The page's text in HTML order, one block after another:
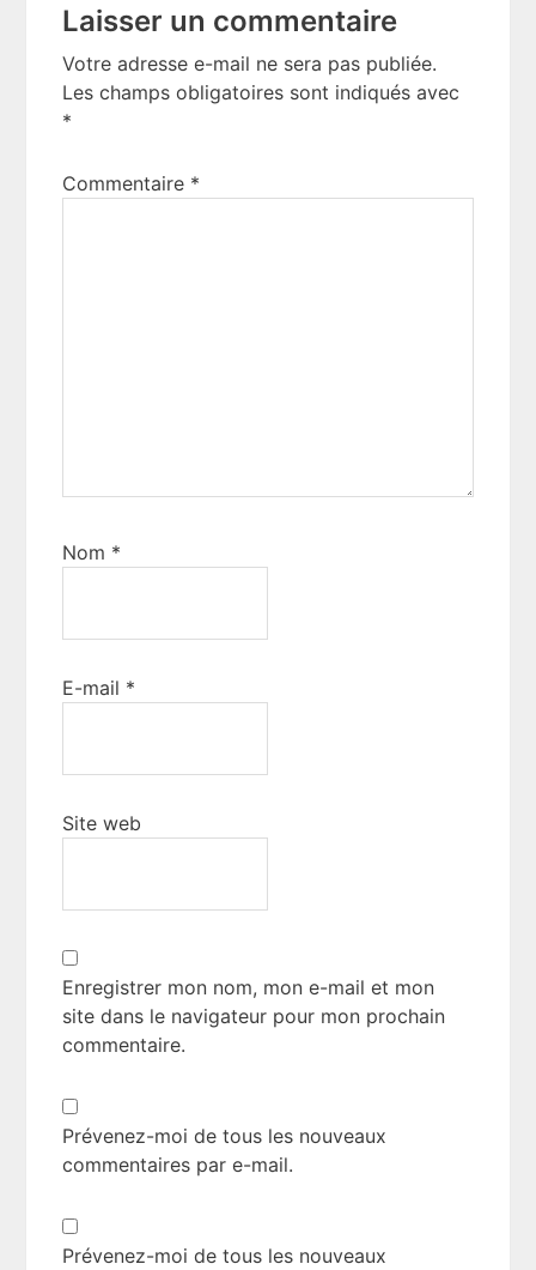
Interactions
Laisser un commentaire
Votre adresse e-mail ne sera pas publiée.
Les champs obligatoires sont indiqués avec
*
Commentaire *
Nom *
E-mail *
Site web
Enregistrer mon nom, mon e-mail et mon
site dans le navigateur pour mon prochain
commentaire.
Prévenez-moi de tous les nouveaux
commentaires par e-mail.
Prévenez-moi de tous les nouveaux